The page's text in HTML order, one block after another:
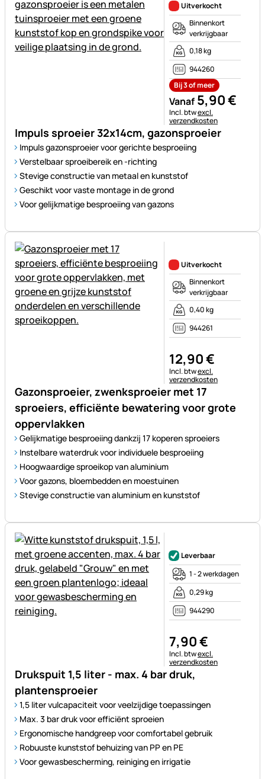
Impuls sproeier 32x14cm, gazonsproeier
Impuls gazonsproeier voor gerichte besproeiing
Verstelbaar sproeibereik en -richting
Stevige constructie van metaal en kunststof
Geschikt voor vaste montage in de grond
Voor gelijkmatige besproeiing van gazons
Uitverkocht
Binnenkort
verkrijgbaar
0,18 kg
944260
Bij 3 of meer
Vanaf 5,90€
Belastinginformatie:
Incl. btwexcl.
verzendkosten
Gazonsproeier, zwenksproeier met 17
sproeiers, efficiënte bewatering voor grote
oppervlakken
Gelijkmatige besproeiing dankzij 17 koperen sproeiers
Instelbare waterdruk voor individuele besproeiing
Hoogwaardige sproeikop van aluminium
Voor gazons, bloembedden en moestuinen
Stevige constructie van aluminium en kunststof
Uitverkocht
Binnenkort
verkrijgbaar
0,40 kg
944261
12,90€
Belastinginformatie:
Incl. btwexcl.
verzendkosten
Drukspuit 1,5 liter - max. 4 bar druk,
plantensproeier
1,5 liter vulcapaciteit voor veelzijdige toepassingen
Max. 3 bar druk voor efficiënt sproeien
Ergonomische handgreep voor comfortabel gebruik
Robuuste kunststof behuizing van PP en PE
Voor gewasbescherming, reiniging en irrigatie
Leverbaar
1 - 2 werkdagen
0,29 kg
944290
7,90€
Belastinginformatie:
Incl. btwexcl.
verzendkosten